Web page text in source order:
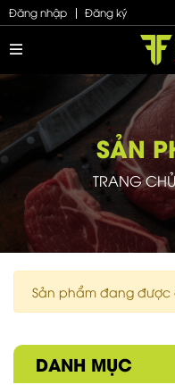
Đăng nhập Đăng ký
SẢN
TRANG CHỦ
Sản phẩm đang
DANH MỤC